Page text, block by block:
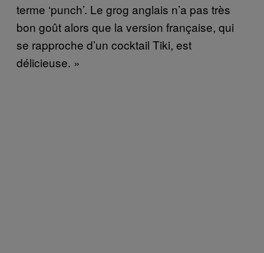
terme ‘punch’. Le grog anglais n’a pas très
bon goût alors que la version française, qui
se rapproche d’un cocktail Tiki, est
délicieuse. »